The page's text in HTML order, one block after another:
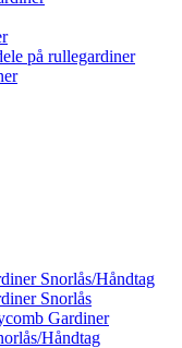
på rullegardiner
Snorlås/Håndtag
Snorlås
Gardiner
Håndtag